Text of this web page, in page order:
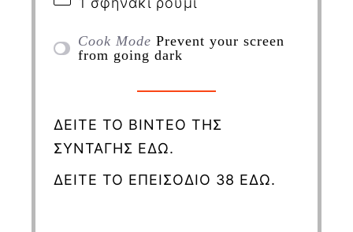
Cook Mode Prevent your screen
from going dark
ΔΕΙΤΕ ΤΟ ΒΙΝΤΕΟ ΤΗΣ
ΣΥΝΤΑΓΗΣ ΕΔΩ.
ΔΕΙΤΕ ΤΟ ΕΠΕΙΣΟΔΙΟ 38 ΕΔΩ.